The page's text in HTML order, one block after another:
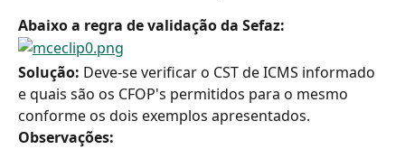
Abaixo a regra de validação da Sefaz:
Solução: Deve-se verificar o CST de ICMS informado
e quais são os CFOP's permitidos para o mesmo
conforme os dois exemplos apresentados.
Observações: